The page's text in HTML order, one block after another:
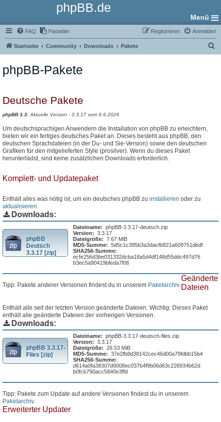
phpBB.de
Menü
FAQ Pastebin Anmelden
Registrieren
Startseite Community Downloads Pakete
phpBB-Pakete
Deutsche Pakete
phpBB 3.3: Aktuelle Version - 3.3.17 vom 6.6.2026
Um deutschsprachigen Anwendern die Installation von phpBB zu erleichtern,
bieten wir ein fertiges deutsches Paket an. Dieses besteht aus phpBB, den
deutschen Sprachdateien (in der Du- und Sie-Version) sowie den deutschen
Grafiken für den mitgelieferten Style (prosilver). Wenn du dieses Paket
herunterlädst, sind keine zusätzlichen Downloads erforderlich.
Komplett- und Updatepaket
Enthält alles was nötig ist, um ein deutsches phpBB zu installieren oder zu
aktualisieren.
Downloads:
phpBB
Deutsch
3.3.17 [zip]
Dateiname: phpBB-3.3.17-deutsch.zip
Version: 3.3.17
Dateigröße: 7.67 MiB
MD5-Summe: 5d5c1c395b3a3dacfb821a609751dbdf
SHA256-Summe:
ecfe256d3be031332dcba18a5d4df148d55ddc497d76
b3ec5a90419bfeda7f06
Tipp: Pakete anderer Versionen findest du in unserem Paketarchiv.
Geänderte
Dateien
Enthält alle seit der letzten Version geänderte Dateien. Wichtig: Dieses Paket
enthält alle geänderte Dateien der vorherigen Versionen.
Downloads:
phpBB 3.3.17-
Files [zip]
Dateiname: phpBB-3.3.17-deutsch-files.zip
Version: 3.3.17
Dateigröße: 26.53 MiB
MD5-Summe: 37e2fb8d38142cec46d00a79fdbb15b4
SHA256-Summe:
d614a0fa38307d9008ec037b4f9b06d63c226934b62d
b0fcb790acc5840e3ffd
Tipp: Pakete zum Update auf andere Versionen findest du in unserem
Paketarchiv.
Erweiterter Updater